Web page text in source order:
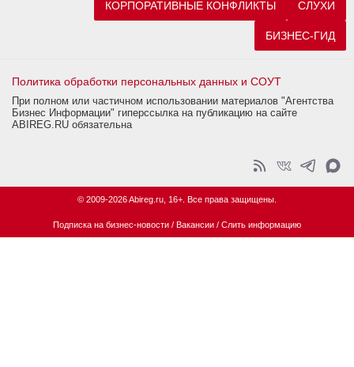
КОРПОРАТИВНЫЕ КОНФЛИКТЫ СЛУХИ
БИЗНЕС-ГИД
Политика обработки персональных данных и СОУТ
При полном или частичном использовании материалов "Агентства
Бизнес Информации" гиперссылка на публикацию на сайте
ABIREG.RU обязательна
© 2009-2026 Abireg.ru, 16+. Все права защищены.
Подписка на бизнес-новости / Вакансии / Слить информацию